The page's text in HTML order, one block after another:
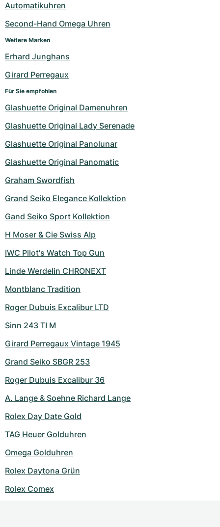
Automatikuhren
Second-Hand Omega Uhren
Weitere Marken
Erhard Junghans
Girard Perregaux
Für Sie empfohlen
Glashuette Original Damenuhren
Glashuette Original Lady Serenade
Glashuette Original Panolunar
Glashuette Original Panomatic
Graham Swordfish
Grand Seiko Elegance Kollektion
Gand Seiko Sport Kollektion
H Moser & Cie Swiss Alp
IWC Pilot's Watch Top Gun
Linde Werdelin CHRONEXT
Montblanc Tradition
Roger Dubuis Excalibur LTD
Sinn 243 TI M
Girard Perregaux Vintage 1945
Grand Seiko SBGR 253
Roger Dubuis Excalibur 36
A. Lange & Soehne Richard Lange
Rolex Day Date Gold
TAG Heuer Golduhren
Omega Golduhren
Rolex Daytona Grün
Rolex Comex